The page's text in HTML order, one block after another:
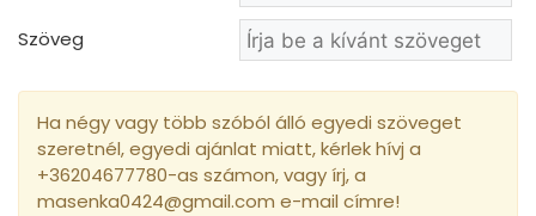
Szöveg
Ha négy vagy több szóból álló egyedi szöveget
szeretnél, egyedi ajánlat miatt, kérlek hívj a
+36204677780-as számon, vagy írj, a
masenka0424@gmail.com e-mail címre!